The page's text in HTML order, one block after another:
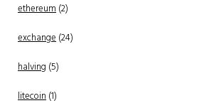
ethereum(2)
exchange(24)
halving (5)
litecoin(1)